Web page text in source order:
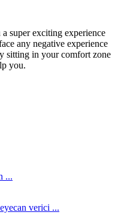
super exciting experience
any negative experience
sitting in your comfort zone
you.
...
verici ...